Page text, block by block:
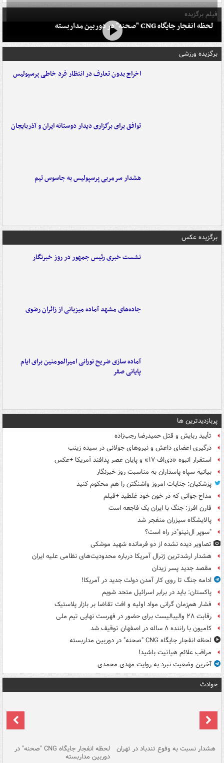
فیلم برگزیده
لحظه انفجار جایگاه CNG "صحنه" در دوربین مداربسته
برگزیده ورزشی
اخراج بدون تعارف در انتظار فرد خاطی پرسپولیس
توافق برای برگزاری دیدار دوستانه ایران و آذربایجان
هشدار سرمربی پرسپولیس به جاسوس تیم
برگزیده عکس
نشست خبری رئیس جمهور در روز خبرنگار
جاده‌های مشهد آماده میزبانی از زائران رضوی
آماده سازی ضریح نورانی امیرالمومنین برای ایام
پایانی صفر
پربازدیدترین ها
تأیید ربایش و قتل حمیدرضا رجب‌زاده
درگیری اعضای داعش و نیروهای جولانی در سیده زینب
استقرار انبوه «دی‌اف‑۱۷» و پایان عصر پدافند آمریکا +عکس
بیانیه سپاه پاسداران به مناسبت روز خبرنگار
پزشکیان: جنایات امروز واشنگتن را هم محکوم کنید
مداح جوانی که در خون خود غلطید +فیلم
فارن افرز: جنگ با ایران یک فاجعه است
پالایشگاه سیزران منفجر شد
"سوپر ال‌نینو"در راه است؟
تصاویر دیده‌ نشده از دو فرمانده شهید موشکی
هشدار ارشدترین ژنرال آمریکا درباره محدودیت‌های نظامی علیه ایران
مقصد جدید پسر زیدان
ادامه جنگ تا روی کار آمدن دولت جدید در آمریکا!
پاکستان: باید در برابر اسرائیل متحد شویم
فشار هم‌زمان گرانی مواد اولیه و افت تقاضا بر بازار پلاستیک
رقابت ۲۸ والیبالیست برای حضور در فهرست نهایی تیم ملی
کامیون با راننده ۸ ساله در اصفهان توقیف شد
لحظه انفجار جایگاه CNG "صحنه" در دوربین مداربسته
مراقب علائم هپاتیت باشید!
آخرین وضعیت نبرد به روایت مهدی محمدی
حوادث
هشدار نسبت به وفوع تندباد در تهران لحظه انفجار جایگاه CNG "صحنه" در
دوربین مداربسته